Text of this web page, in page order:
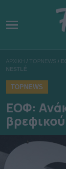
ΑΡΧΙΚΗ / TOPNEWS /
NESTLÉ
TOPNEWS
ΕΟΦ: